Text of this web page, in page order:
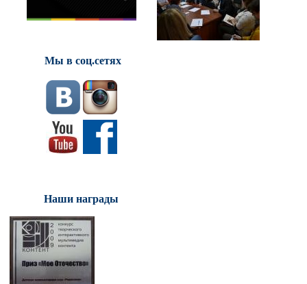
Мы в соц.сетях
Наши награды